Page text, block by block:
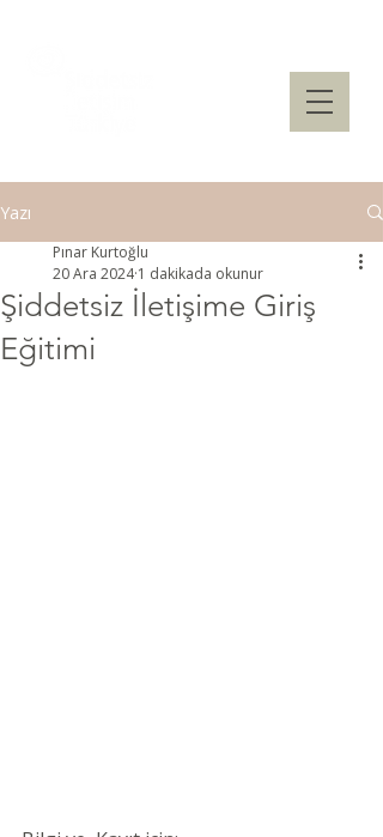
Yazı
Şiddetsiz İletişime Giriş
Eğitimi
Pınar Kurtoğlu
20 Ara 2024 1 dakikada okunur